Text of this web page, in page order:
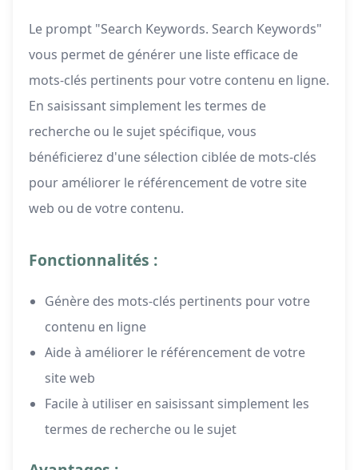
Le prompt "Search Keywords. Search Keywords"
vous permet de générer une liste efficace de
mots-clés pertinents pour votre contenu en ligne.
En saisissant simplement les termes de
recherche ou le sujet spécifique, vous
bénéficierez d'une sélection ciblée de mots-clés
pour améliorer le référencement de votre site
web ou de votre contenu.
Fonctionnalités :
Génère des mots-clés pertinents pour votre
contenu en ligne
Aide à améliorer le référencement de votre
site web
Facile à utiliser en saisissant simplement les
termes de recherche ou le sujet